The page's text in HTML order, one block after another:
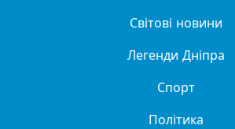
Світові новини
Легенди Дніпра
Спорт
Політика